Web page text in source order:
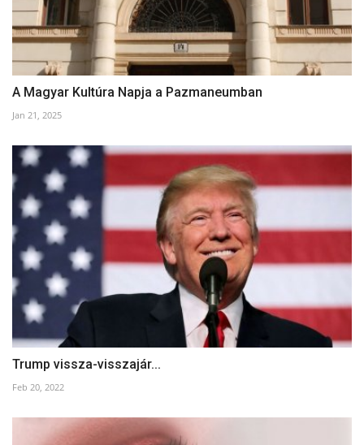
A Magyar Kultúra Napja a Pazmaneumban
Jan 21, 2025
Trump vissza-visszajár...
Feb 20, 2022